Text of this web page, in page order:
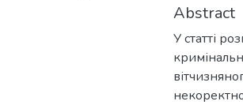
Abstract
У статті